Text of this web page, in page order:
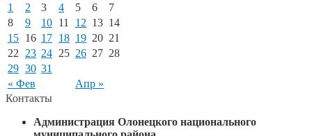
« Фев Апр »
1 2 3 4 5 6
7
8
9 10 11 12 13 14
15 16 17 18 19 20 21
22
23 24 25 26 27 28
29 30 31
Контакты
Администрация Олонецкого национального